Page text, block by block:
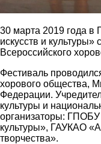
30 марта 2019 года
искусств и культуры»
Всероссийского
Фестиваль
хорового общества,
Федерации.
культуры и
организаторы: ГПОБУ
культуры», ГАУКАО
творчества».